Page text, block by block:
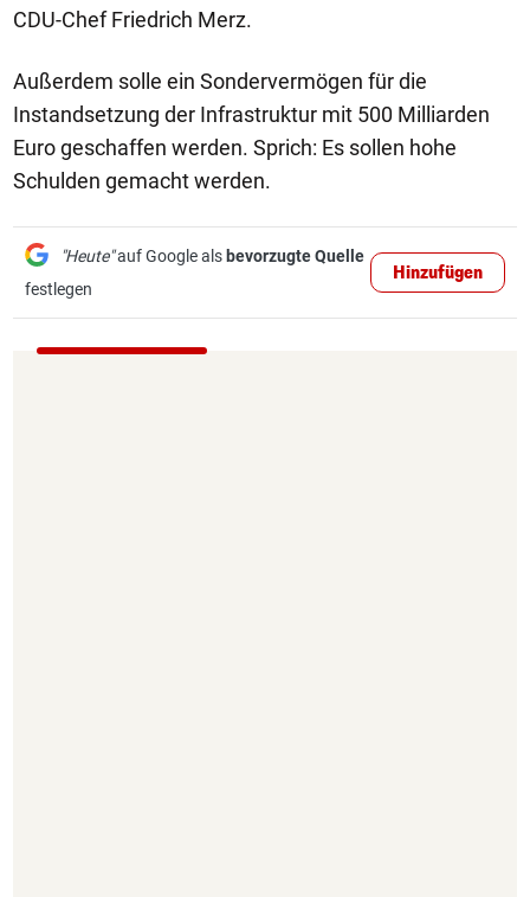
CDU-Chef Friedrich Merz.
Außerdem solle ein Sondervermögen für die
Instandsetzung der Infrastruktur mit 500 Milliarden
Euro geschaffen werden. Sprich: Es sollen hohe
Schulden gemacht werden.
"Heute"auf Google als bevorzugte Quelle
festlegen
Hinzufügen